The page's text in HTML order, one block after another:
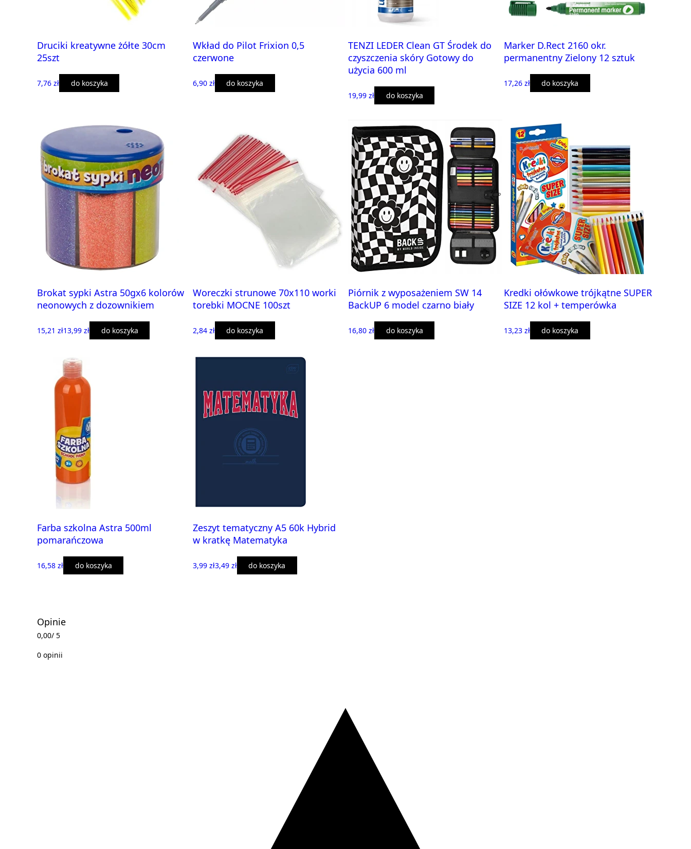
Druciki kreatywne żółte 30cm
25szt
7,76 zł do koszyka
Wkład do Pilot Frixion 0,5
czerwone
6,90 zł do koszyka
TENZI LEDER Clean GT Środek do
czyszczenia skóry Gotowy do
użycia 600 ml
19,99 zł do koszyka
Marker D.Rect 2160 okr.
permanentny Zielony 12 sztuk
17,26 zł do koszyka
Brokat sypki Astra 50gx6 kolorów
neonowych z dozownikiem
15,21 zł13,99 zł do koszyka
Woreczki strunowe 70x110 worki
torebki MOCNE 100szt
2,84 zł do koszyka
Piórnik z wyposażeniem SW 14
BackUP 6 model czarno biały
16,80 zł do koszyka
Kredki ołówkowe trójkątne SUPER
SIZE 12 kol + temperówka
13,23 zł do koszyka
Farba szkolna Astra 500ml
pomarańczowa
16,58 zł do koszyka
Zeszyt tematyczny A5 60k Hybrid
w kratkę Matematyka
3,99 zł3,49 zł do koszyka
Opinie
0,00/ 5
0 opinii